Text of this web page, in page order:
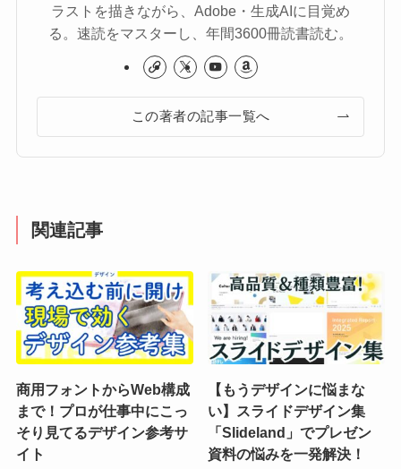
ラストを描きながら、Adobe・生成AIに目覚め
る。速読をマスターし、年間3600冊読書読む。
この著者の記事一覧へ
関連記事
商用フォントからWeb構成
まで！プロが仕事中にこっ
そり見てるデザイン参考サ
イト
【もうデザインに悩まな
い】スライドデザイン集
「Slideland」でプレゼン
資料の悩みを一発解決！